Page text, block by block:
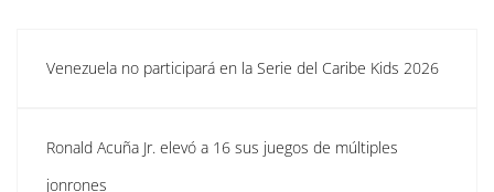
Venezuela no participará en la Serie del Caribe Kids 2026
Ronald Acuña Jr. elevó a 16 sus juegos de múltiples
jonrones